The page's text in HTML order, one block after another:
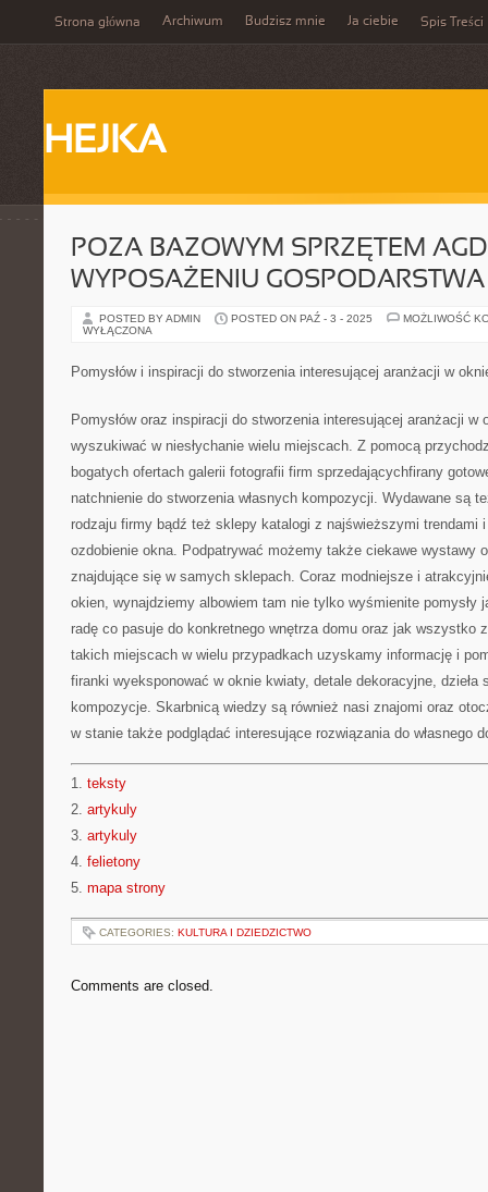
Strona główna Archiwum Budzisz mnie Ja ciebie Spis Treści
HEJKA
POZA BAZOWYM SPRZĘTEM
WYPOSAŻENIU
POSTED BY ADMIN POSTED ON PAŹ - 3 - 2025
MOŻLIWOŚĆ
WYŁĄCZONA
Pomysłów i inspiracji do stworzenia interesującej aranżacji w
Pomysłów oraz inspiracji do stworzenia interesującej aranżacji w
wyszukiwać w niesłychanie wielu miejscach. Z pomocą
bogatych ofertach galerii fotografii firm sprzedającychfirany
natchnienie do stworzenia własnych kompozycji. Wydawane są
rodzaju firmy bądź też sklepy katalogi z najświeższymi trendami
ozdobienie okna. Podpatrywać możemy także ciekawe wystawy
znajdujące się w samych sklepach. Coraz modniejsze i
okien, wynajdziemy albowiem tam nie tylko wyśmienite pomysły
radę co pasuje do konkretnego wnętrza domu oraz jak wszystko
takich miejscach w wielu przypadkach uzyskamy informację i
firanki wyeksponować w oknie kwiaty, detale dekoracyjne, dzieła
kompozycje. Skarbnicą wiedzy są również nasi znajomi oraz
w stanie także podglądać interesujące rozwiązania do własnego
1. teksty
2. artykuly
3. artykuly
4. felietony
5. mapa strony
CATEGORIES: KULTURA I DZIEDZICTWO
Comments are closed.